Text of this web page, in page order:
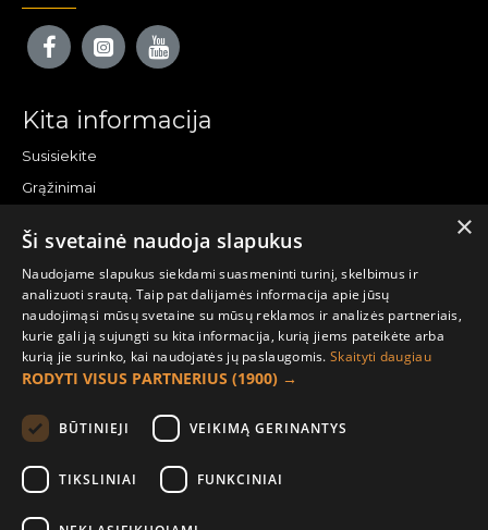
Kita informacija
Susisiekite
Grąžinimai
Pirkėjo paskyra
Mano paskyra
Užsakymai
Naujienlaiškiai
Informacija užsakovui
Apie mus
Pristatymo informacija
×
Ši svetainė naudoja slapukus
Naudojame slapukus siekdami suasmeninti turinį, skelbimus ir
analizuoti srautą. Taip pat dalijamės informacija apie jūsų
naudojimąsi mūsų svetaine su mūsų reklamos ir analizės partneriais,
kurie gali ją sujungti su kita informacija, kurią jiems pateikėte arba
kurią jie surinko, kai naudojatės jų paslaugomis.Skaityti daugiau
RODYTI VISUS PARTNERIUS (1900) →
BŪTINIEJI VEIKIMĄ GERINANTYS
TIKSLINIAI FUNKCINIAI